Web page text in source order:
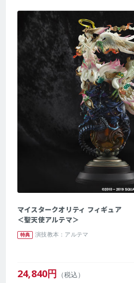
マイスタークオリティ フィギュア
＜聖天使アルテマ＞
24,840円 （税込）
特典 演技教本：アルテマ